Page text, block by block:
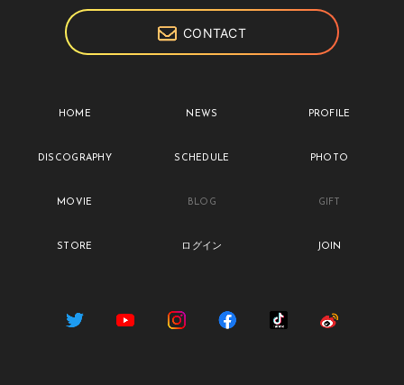
CONTACT
HOME NEWS PROFILE
DISCOGRAPHY SCHEDULE PHOTO
MOVIE BLOG GIFT
STORE ログイン JOIN